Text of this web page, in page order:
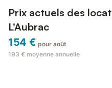
Prix actuels des
L'Aubrac
154 € pour août
193 € moyenne annuelle